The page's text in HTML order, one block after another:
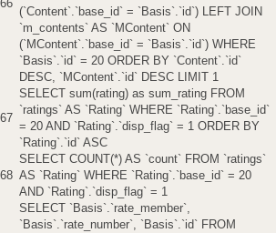
66
(`Content`.`base_id` = `Basis`.`id`) LEFT JOIN
`m_contents` AS `MContent` ON
(`MContent`.`base_id` = `Basis`.`id`) WHERE
`Basis`.`id` = 20 ORDER BY `Content`.`id`
DESC, `MContent`.`id` DESC LIMIT 1
67
SELECT sum(rating) as sum_rating FROM
`ratings` AS `Rating` WHERE `Rating`.`base_id`
= 20 AND `Rating`.`disp_flag` = 1 ORDER BY
`Rating`.`id` ASC
68
SELECT COUNT(*) AS `count` FROM `ratings`
AS `Rating` WHERE `Rating`.`base_id` = 20
AND `Rating`.`disp_flag` = 1
SELECT `Basis`.`rate_member`,
`Basis`.`rate_number`, `Basis`.`id` FROM